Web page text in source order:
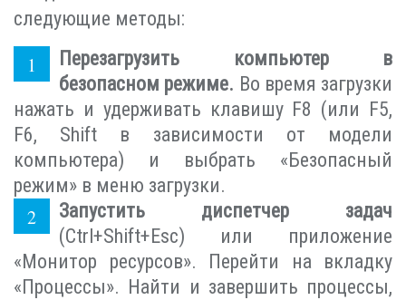
следующие методы:
Перезагрузить компьютер в
безопасном режиме. Во время загрузки
нажать и удерживать клавишу F8 (или F5,
F6, Shift в зависимости от модели
компьютера) и выбрать «Безопасный
режим» в меню загрузки.
Запустить диспетчер задач
(Ctrl+Shift+Esc) или приложение
«Монитор ресурсов». Перейти на вкладку
«Процессы». Найти и завершить процессы,